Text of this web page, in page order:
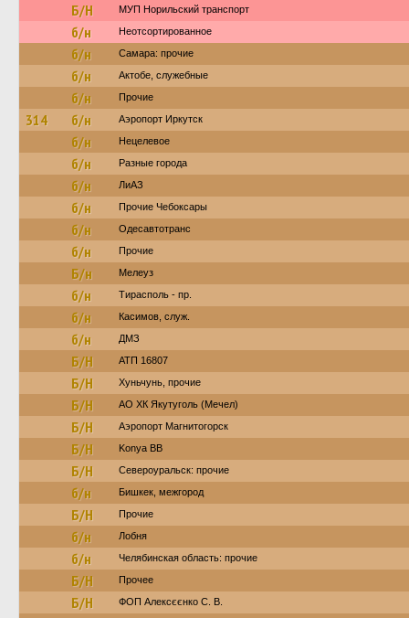
Б/Н МУП Норильский транспорт
б/н Неотсортированное
б/н Самара: прочие
б/н Актобе, служебные
б/н Прочие
314 б/н Аэропорт Иркутск
б/н Нецелевое
б/н Разные города
б/н ЛиАЗ
б/н Прочие Чебоксары
б/н Одесавтотранс
б/н Прочие
Б/н Мелеуз
б/н Тирасполь - пр.
б/н Касимов, служ.
б/н ДМЗ
Б/Н АТП 16807
Б/Н Хуньчунь, прочие
Б/Н АО ХК Якутуголь (Мечел)
Б/Н Аэропорт Магнитогорск
Б/Н Konya BB
Б/Н Североуральск: прочие
б/н Бишкек, межгород
Б/Н Прочие
б/н Лобня
б/н Челябинская область: прочие
Б/Н Прочее
Б/Н ФОП Алексєєнко С. В.